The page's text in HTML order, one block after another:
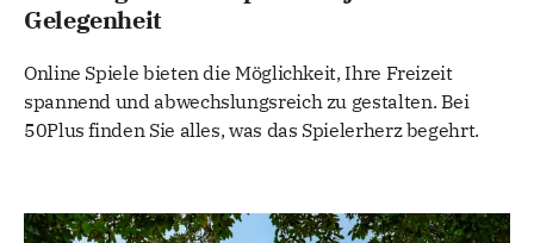
Gelegenheit
Online Spiele bieten die Möglichkeit, Ihre Freizeit
spannend und abwechslungsreich zu gestalten. Bei
50Plus finden Sie alles, was das Spielerherz begehrt.